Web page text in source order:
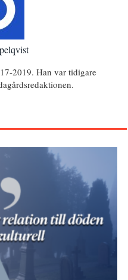
2019. Han var tidigare